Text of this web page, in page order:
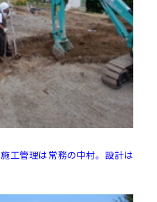
工管理は常務の中村。設計は